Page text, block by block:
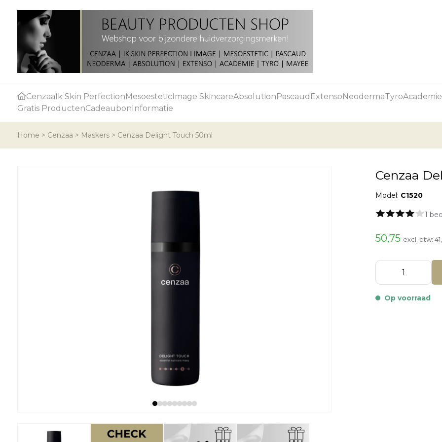
CenzaaIk Skin PerfectionMesoesteticImage SkincareAbsolutionPascaud ExtensoNeodermaTyro
Gratis ProductenCadeaubonInformatie
Home > Cenzaa > Maskers > Cenzaa Delight Touch 50ml
Cenzaa
Model: C1520
1
50,75 excl. btw:
Op voorraad